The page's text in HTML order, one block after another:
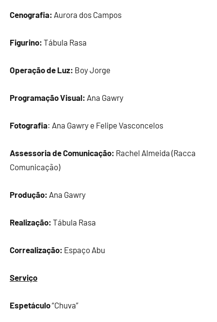
Cenografia: Aurora dos Campos
Figurino: Tábula Rasa
Operação de Luz: Boy Jorge
Programação Visual: Ana Gawry
Fotografia: Ana Gawry e Felipe Vasconcelos
Assessoria de Comunicação: Rachel Almeida (Racca
Comunicação)
Produção: Ana Gawry
Realização: Tábula Rasa
Correalização: Espaço Abu
Serviço
Espetáculo“Chuva”